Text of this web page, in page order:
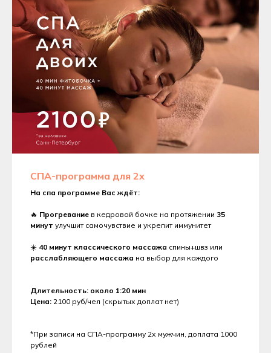
СПА-программа для 2х
На спа программе Вас ждёт:
🔥 Прогревание в кедровой бочке на протяжении 35
минут улучшит самочувствие и укрепит иммунитет
☀️ 40 минут классического массажа спины+швз или
расслабляющего массажа на выбор для каждого
Длительность: около 1:20 мин
Цена: 2100 руб/чел (скрытых доплат нет)
*При записи на СПА-программу 2х мужчин, доплата 1000
рублей